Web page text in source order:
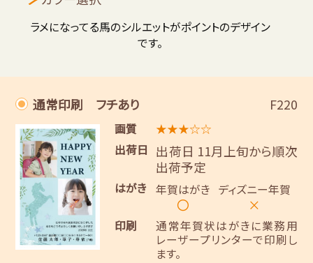
ラメになってる馬のシルエットがポイントのデザイン
です。
通常印刷 フチあり F220
画質
★★★☆☆
出荷日
出荷日 11月上旬から順次
出荷予定
はがき 年賀はがき
〇
ディズニー年賀
×
印刷
通常年賀状はがきに業務用
レーザープリンターで印刷し
ます。